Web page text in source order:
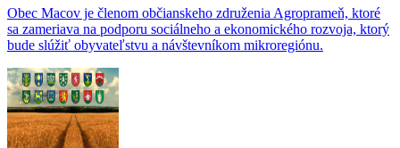
Obec Macov je členom občianskeho združenia Agroprameň, ktoré
sa zameriava na podporu sociálneho a ekonomického rozvoja, ktorý
bude slúžiť obyvateľstvu a návštevníkom mikroregiónu.